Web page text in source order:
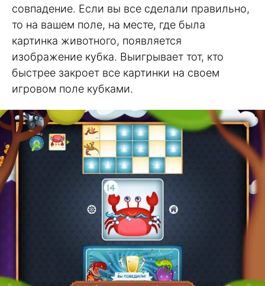
совпадение. Если вы все сделали правильно,
то на вашем поле, на месте, где была
картинка животного, появляется
изображение кубка. Выигрывает тот, кто
быстрее закроет все картинки на своем
игровом поле кубками.